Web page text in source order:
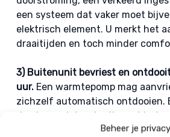
Beheer je privacy
een systeem dat vaker moet
elektrisch element. U merkt het
draaitijden en toch minder
3) Buitenunit bevriest en
uur.Een warmtepomp mag
zichzelf automatisch ontdooien.
dan kan er iets mis zijn met het
luchtstroom of koeltechniek.